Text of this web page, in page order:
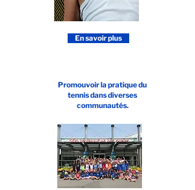
En savoir plus
Promouvoir la pratique du
tennis dans diverses
communautés.